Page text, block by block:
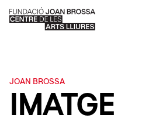
JOAN BROSSA
IMATGE